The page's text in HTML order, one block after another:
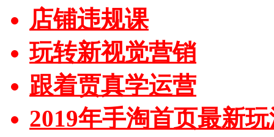
店铺违规课
玩转新视觉营销
跟着贾真学运营
2019年手淘首页最新